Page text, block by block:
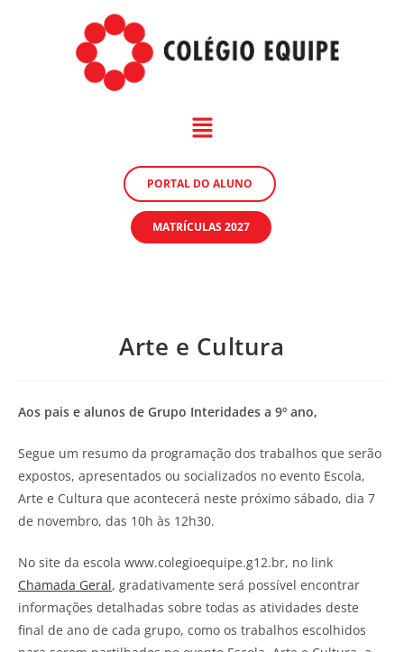
PORTAL DO ALUNO
MATRÍCULAS 2027
Arte e Cultura
Aos pais e alunos de Grupo Interidades a 9º ano,
Segue um resumo da programação dos trabalhos que serão
expostos, apresentados ou socializados no evento Escola,
Arte e Cultura que acontecerá neste próximo sábado, dia 7
de novembro, das 10h às 12h30.
No site da escola www.colegioequipe.g12.br, no link
Chamada Geral, gradativamente será possível encontrar
informações detalhadas sobre todas as atividades deste
final de ano de cada grupo, como os trabalhos escolhidos